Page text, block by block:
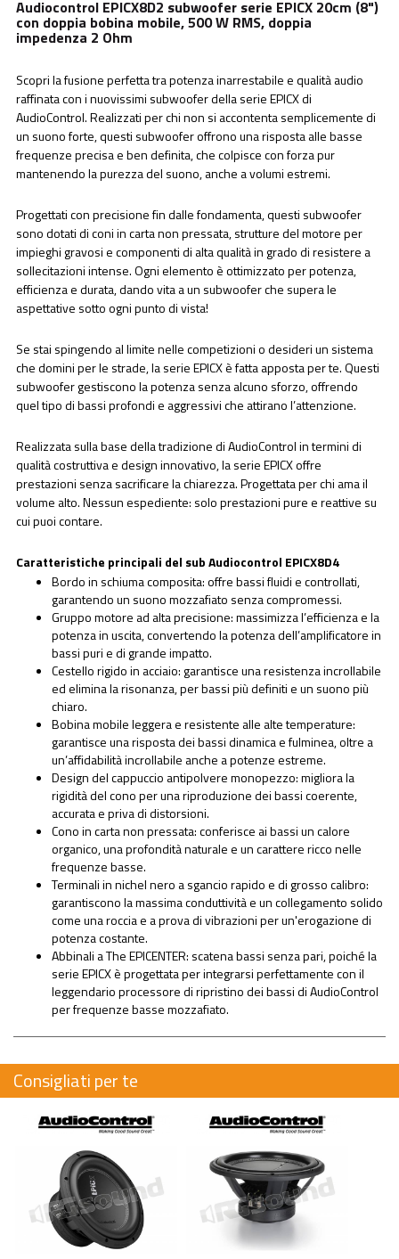
Audiocontrol EPICX8D2 subwoofer serie EPICX 20cm (8")
con doppia bobina mobile, 500 W RMS, doppia
impedenza 2 Ohm
Scopri la fusione perfetta tra potenza inarrestabile e qualità audio
raffinata con i nuovissimi subwoofer della serie EPICX di
AudioControl. Realizzati per chi non si accontenta semplicemente di
un suono forte, questi subwoofer offrono una risposta alle basse
frequenze precisa e ben definita, che colpisce con forza pur
mantenendo la purezza del suono, anche a volumi estremi.
Progettati con precisione fin dalle fondamenta, questi subwoofer
sono dotati di coni in carta non pressata, strutture del motore per
impieghi gravosi e componenti di alta qualità in grado di resistere a
sollecitazioni intense. Ogni elemento è ottimizzato per potenza,
efficienza e durata, dando vita a un subwoofer che supera le
aspettative sotto ogni punto di vista!
Se stai spingendo al limite nelle competizioni o desideri un sistema
che domini per le strade, la serie EPICX è fatta apposta per te. Questi
subwoofer gestiscono la potenza senza alcuno sforzo, offrendo
quel tipo di bassi profondi e aggressivi che attirano l’attenzione.
Realizzata sulla base della tradizione di AudioControl in termini di
qualità costruttiva e design innovativo, la serie EPICX offre
prestazioni senza sacrificare la chiarezza. Progettata per chi ama il
volume alto. Nessun espediente: solo prestazioni pure e reattive su
cui puoi contare.
Caratteristiche principali del sub Audiocontrol EPICX8D4
Bordo in schiuma composita: offre bassi fluidi e controllati,
garantendo un suono mozzafiato senza compromessi.
Gruppo motore ad alta precisione: massimizza l’efficienza e la
potenza in uscita, convertendo la potenza dell’amplificatore in
bassi puri e di grande impatto.
Cestello rigido in acciaio: garantisce una resistenza incrollabile
ed elimina la risonanza, per bassi più definiti e un suono più
chiaro.
Bobina mobile leggera e resistente alle alte temperature:
garantisce una risposta dei bassi dinamica e fulminea, oltre a
un’affidabilità incrollabile anche a potenze estreme.
Design del cappuccio antipolvere monopezzo: migliora la
rigidità del cono per una riproduzione dei bassi coerente,
accurata e priva di distorsioni.
Cono in carta non pressata: conferisce ai bassi un calore
organico, una profondità naturale e un carattere ricco nelle
frequenze basse.
Terminali in nichel nero a sgancio rapido e di grosso calibro:
garantiscono la massima conduttività e un collegamento solido
come una roccia e a prova di vibrazioni per un'erogazione di
potenza costante.
Abbinali a The EPICENTER: scatena bassi senza pari, poiché la
serie EPICX è progettata per integrarsi perfettamente con il
leggendario processore di ripristino dei bassi di AudioControl
per frequenze basse mozzafiato.
Consigliati per te